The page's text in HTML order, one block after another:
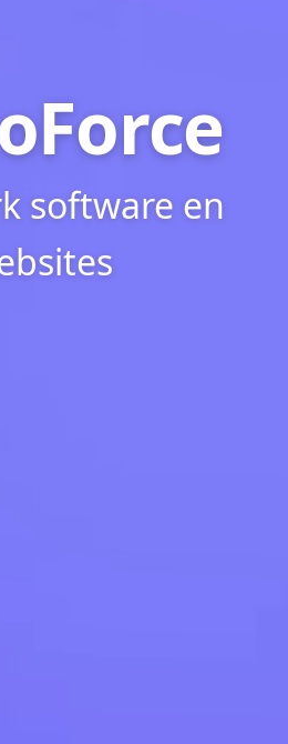
software en